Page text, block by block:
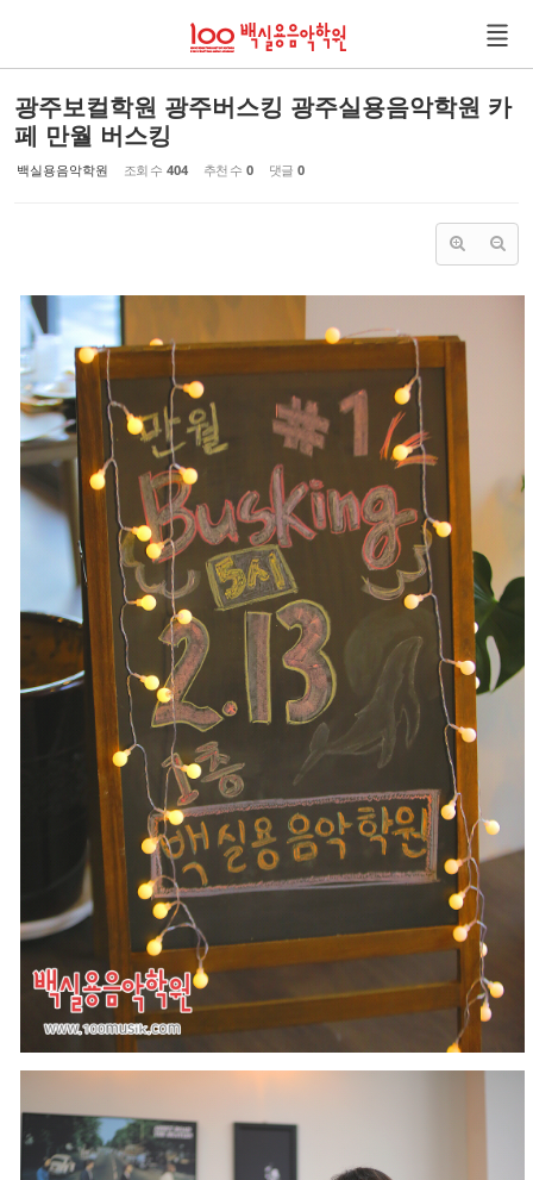
광주보컬학원 광주버스킹 광주실용음악학원 카
페 만월 버스킹
백실용음악학원 조회 수 404 추천 수 0 댓글 0